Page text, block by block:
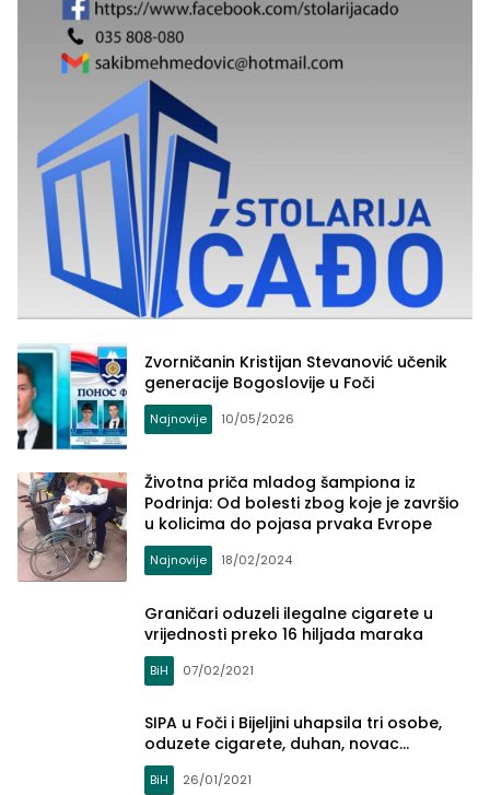
Zvorničanin Kristijan Stevanović učenik
generacije Bogoslovije u Foči
Najnovije 10/05/2026
Životna priča mladog šampiona iz
Podrinja: Od bolesti zbog koje je završio
u kolicima do pojasa prvaka Evrope
Najnovije 18/02/2024
Graničari oduzeli ilegalne cigarete u
vrijednosti preko 16 hiljada maraka
BiH 07/02/2021
SIPA u Foči i Bijeljini uhapsila tri osobe,
oduzete cigarete, duhan, novac…
BiH 26/01/2021